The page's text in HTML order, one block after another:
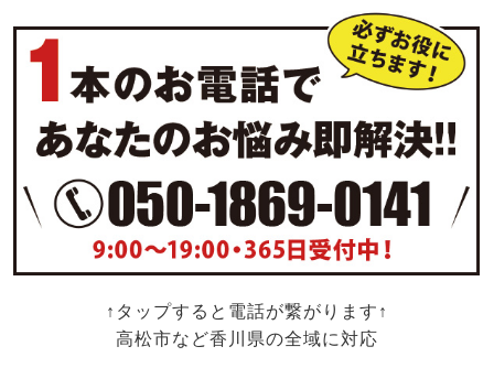
↑タップすると電話が繋がります↑
高松市など香川県の全域に対応